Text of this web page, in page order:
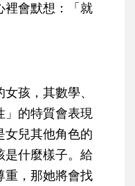
裡會默想：「就
孩，其數學、
」的特質會表現
女兒其他角色的
是什麼樣子。給
重，那她將會找